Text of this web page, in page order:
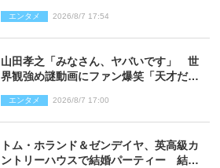
エンタメ 2026/8/7 17:54
山田孝之「みなさん、ヤバいです」 世
界観強め謎動画にファン爆笑「天才だ
エンタメ 2026/8/7 17:00
トム・ホランド＆ゼンデイヤ、英高級カ
ントリーハウスで結婚パーティー 結婚